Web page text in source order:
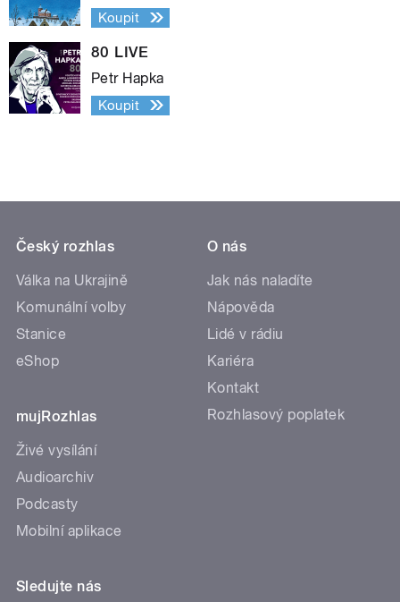
Koupit
80 LIVE
Petr Hapka
Koupit
Český rozhlas
Válka na Ukrajině
Komunální volby
Stanice
eShop
mujRozhlas
Živé vysílání
Audioarchiv
Podcasty
Mobilní aplikace
O nás
Jak nás naladíte
Nápověda
Lidé v rádiu
Kariéra
Kontakt
Rozhlasový poplatek
Sledujte nás